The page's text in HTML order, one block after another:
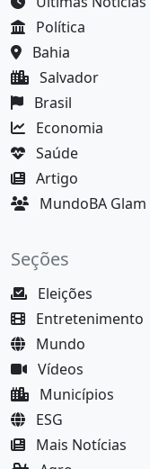
Política
Bahia
Salvador
Brasil
Economia
Saúde
Artigo
MundoBA Glam
Seções
Eleições
Entretenimento
Mundo
Vídeos
Municípios
ESG
Mais Notícias